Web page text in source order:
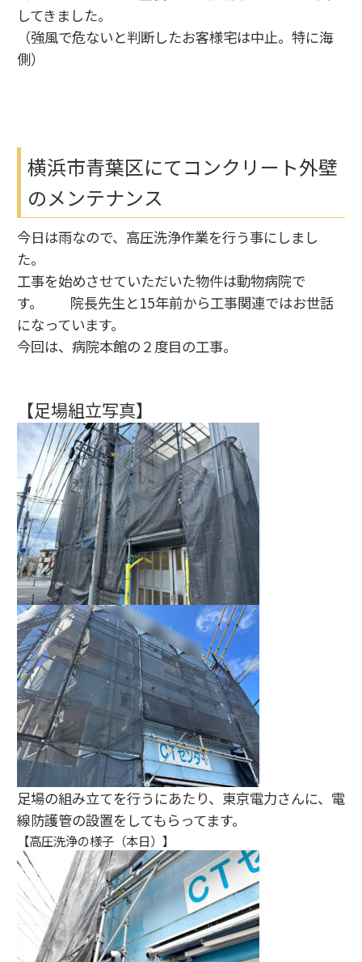
してきました。
（強風で危ないと判断したお客様宅は中止。特に海
側）
横浜市青葉区にてコンクリート外壁
のメンテナンス
今日は雨なので、高圧洗浄作業を行う事にしまし
た。
工事を始めさせていただいた物件は動物病院で
す。 院長先生と15年前から工事関連ではお世話
になっています。
今回は、病院本館の２度目の工事。
【足場組立写真】
足場の組み立てを行うにあたり、東京電力さんに、電
線防護管の設置をしてもらってます。
【高圧洗浄の様子（本日）】